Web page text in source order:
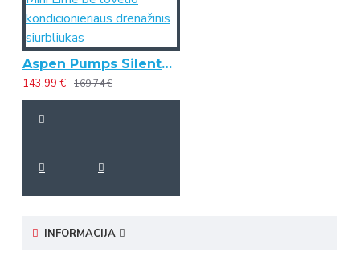
Aspen Pumps Silent+ Mini Lime be lovelio kondicionieriaus drenažinis siurbliukas
143.99 € 169.74 €
INFORMACIJA